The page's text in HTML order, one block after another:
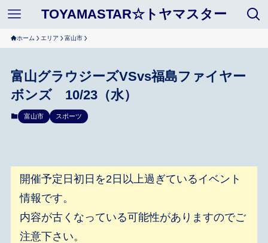
TOYAMASTAR☆トヤマスター
ホーム エリア 富山市
富山グラウジーズVSvs福島ファイヤー
ボンズ 10/23（水）
富山市 スポーツ
開催予定日初日を2日以上過ぎているイベント
情報です。
内容が古くなっている可能性がありますのでご
注意下さい。